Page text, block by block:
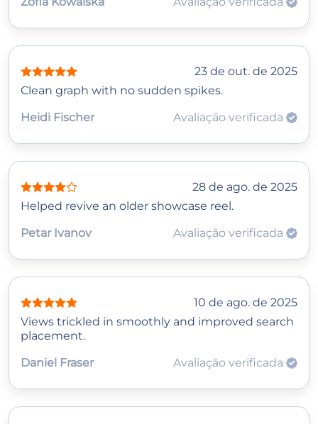
23 de out. de 2025
Clean graph with no sudden spikes.
Heidi Fischer
Avaliação verificada
28 de ago. de 2025
Helped revive an older showcase reel.
Petar Ivanov
Avaliação verificada
10 de ago. de 2025
Views trickled in smoothly and improved search
placement.
Daniel Fraser
Avaliação verificada